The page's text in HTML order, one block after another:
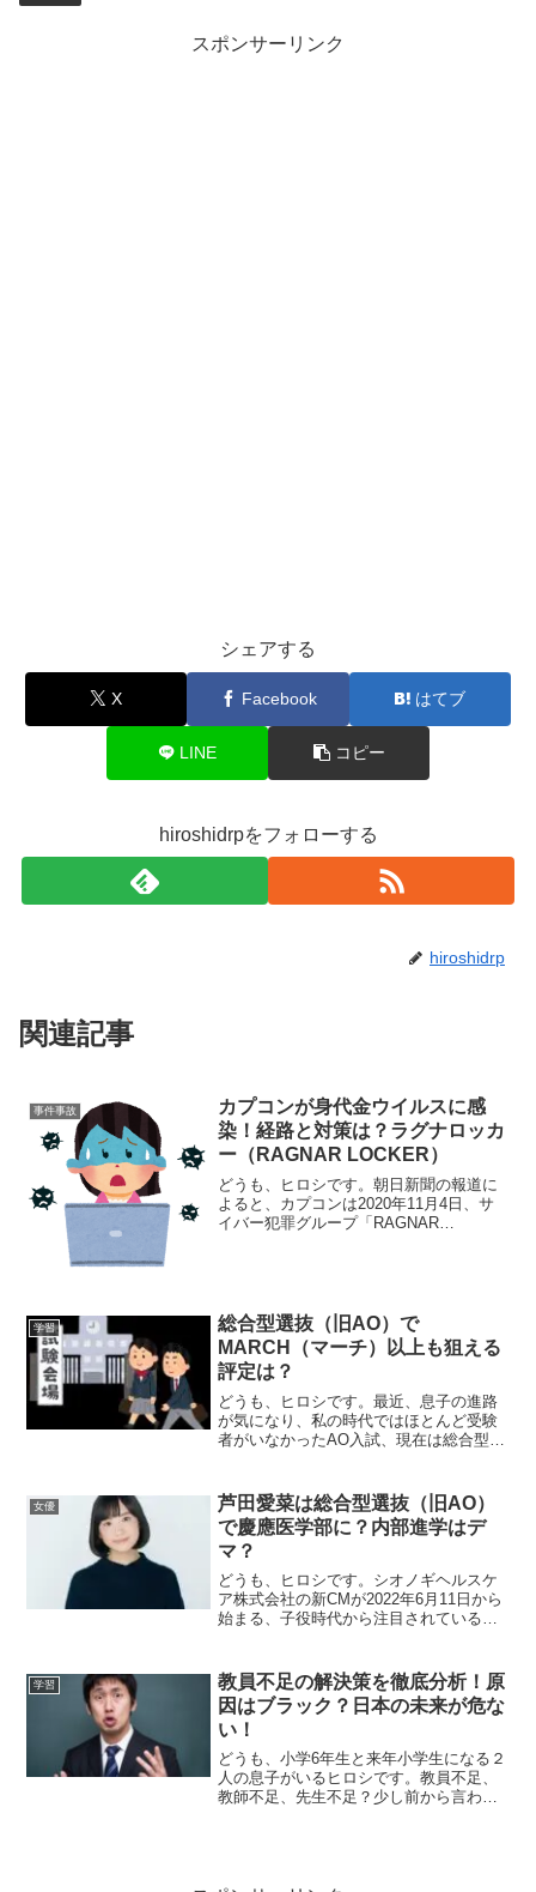
スポンサーリンク
シェアする
X Facebook はてブ
LINE コピー
hiroshidrpをフォローする
hiroshidrp
関連記事
事件事故
カプコンが身代金ウイルスに感
染！経路と対策は？ラグナロッカ
ー（RAGNAR LOCKER）
どうも、ヒロシです。朝日新聞の報道に
よると、カプコンは2020年11月4日、サ
イバー犯罪グループ「RAGNAR
学習
総合型選抜（旧AO）で
MARCH（マーチ）以上も狙える
評定は？
どうも、ヒロシです。最近、息子の進路
が気になり、私の時代ではほとんど受験
者がいなかったAO入試、現在は総合型選
びといろいろと調査してみましたシリー
ズです。今回は特に、どのくらいの評定
があれば...
女優
芦田愛菜は総合型選抜（旧AO）
で慶應医学部に？内部進学はデ
マ？
どうも、ヒロシです。シオノギヘルスケ
ア株式会社の新CMが2022年6月11日から
始まる、子役時代から注目されている女
定しているとの噂？デマ？が出ていま
す。現在、芦田愛菜さんは女優業をこ
な...
学習
教員不足の解決策を徹底分析！原
因はブラック？日本の未来が危な
い！
どうも、小学6年生と来年小学生になる２
人の息子がいるヒロシです。教員不足、
教師不足、先生不足？少し前から言われ